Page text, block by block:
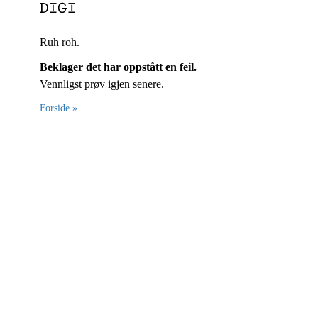
Ruh roh.
Beklager det har oppstått en feil.
Vennligst prøv igjen senere.
Forside »